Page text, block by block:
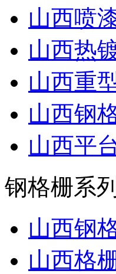
山西喷
山西热
山西重
山西钢
山西平
钢格栅系列
山西钢
山西格